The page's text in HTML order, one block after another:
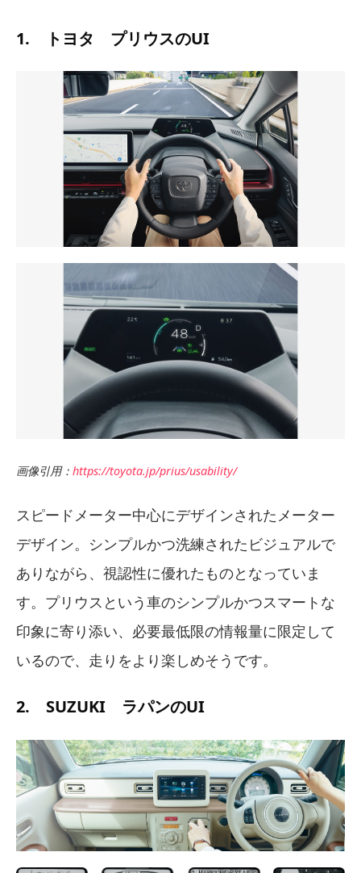
1. トヨタ プリウスのUI
画像引用： https://toyota.jp/prius/usability/
スピードメーター中心にデザインされたメーター
デザイン。シンプルかつ洗練されたビジュアルで
ありながら、視認性に優れたものとなっていま
す。プリウスという車のシンプルかつスマートな
印象に寄り添い、必要最低限の情報量に限定して
いるので、走りをより楽しめそうです。
2. SUZUKI ラパンのUI